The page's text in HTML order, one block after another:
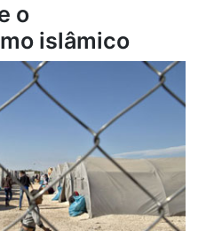
o
islâmico